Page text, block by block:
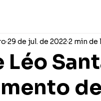
Léo
29 de jul. de 2022 2 min de